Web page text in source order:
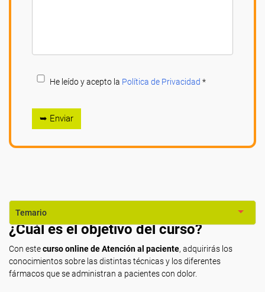
He leído y acepto la Política de Privacidad *
➥ Enviar
Temario
¿Cuál es el objetivo del curso?
Con estecurso online de Atención al paciente, adquirirás los
conocimientos sobre las distintas técnicas y los diferentes
fármacos que se administran a pacientes con dolor.